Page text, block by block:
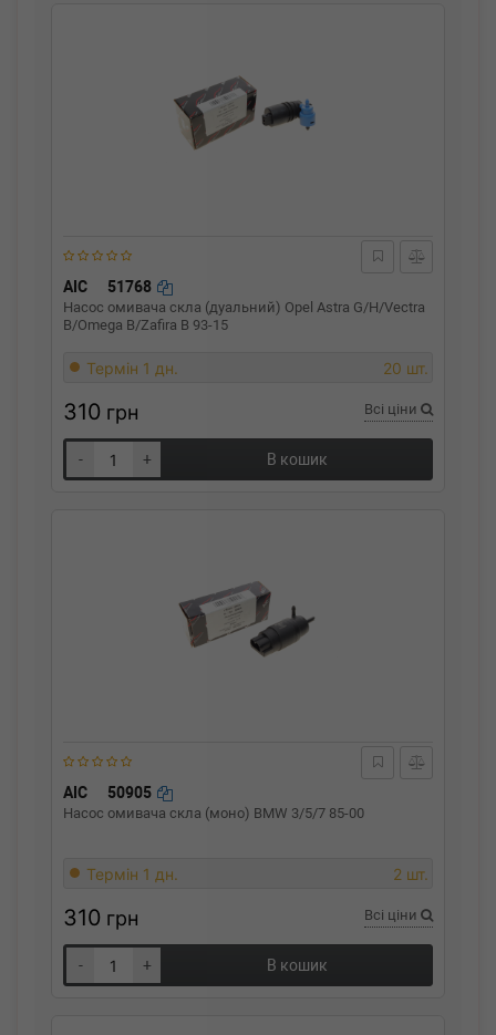
AIC 51768
Насос омивача скла (дуальний) Opel Astra G/H/Vectra
B/Omega B/Zafira B 93-15
Термін 1 дн. 20 шт.
310 грн Всі ціни
- + В кошик
AIC 50905
Насос омивача скла (моно) BMW 3/5/7 85-00
Термін 1 дн. 2 шт.
310 грн Всі ціни
- + В кошик